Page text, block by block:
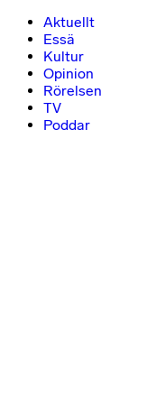
Aktuellt
Essä
Kultur
Opinion
Rörelsen
TV
Poddar